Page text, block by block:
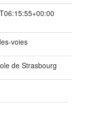
voies
de Strasbourg